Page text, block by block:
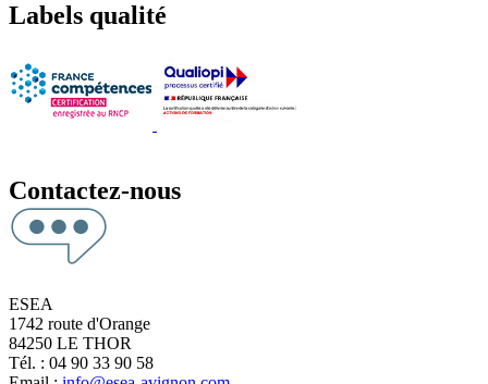
Labels qualité
Contactez-nous
ESEA
1742 route d'Orange
84250 LE THOR
Tél. : 04 90 33 90 58